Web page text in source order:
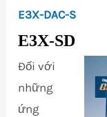
E3X-DAC-S
E3X-SD
Đối với
những
ứng